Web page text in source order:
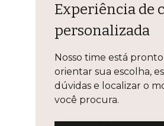
Experiência de
personalizada
Nosso time está
orientar sua escolha,
dúvidas e localizar o
você procura.